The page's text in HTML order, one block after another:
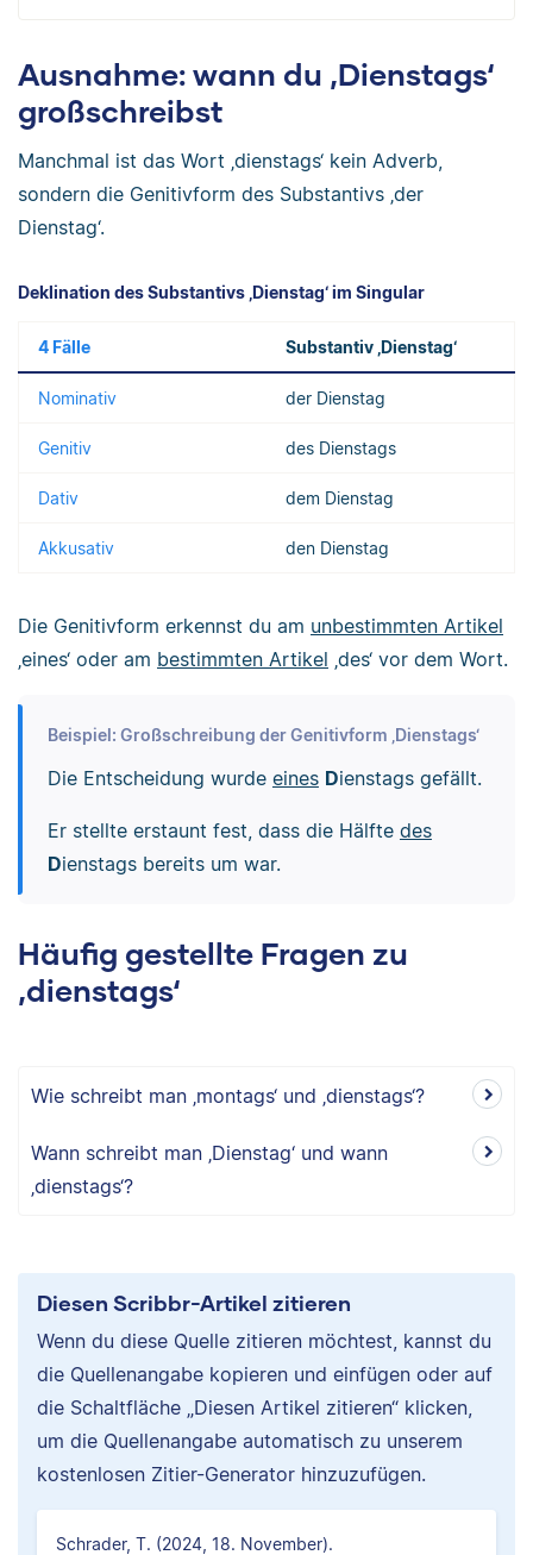
Ausnahme: wann du ‚Dienstags‘
großschreibst
Manchmal ist das Wort ‚dienstags‘ kein Adverb,
sondern die Genitivform des Substantivs ‚der
Dienstag‘.
Deklination des Substantivs ‚Dienstag‘ im Singular
4 Fälle Substantiv ‚Dienstag‘
Nominativ der Dienstag
Genitiv des Dienstags
Dativ dem Dienstag
Akkusativ den Dienstag
Die Genitivform erkennst du am unbestimmten Artikel
‚eines‘ oder am bestimmten Artikel ‚des‘ vor dem Wort.
Beispiel: Großschreibung der Genitivform ‚Dienstags‘
Die Entscheidung wurde eines Dienstags gefällt.
Er stellte erstaunt fest, dass die Hälfte des
Dienstags bereits um war.
Häufig gestellte Fragen zu
‚dienstags‘
Wie schreibt man ‚montags‘ und ‚dienstags‘?
Wann schreibt man ‚Dienstag‘ und wann
‚dienstags‘?
Diesen Scribbr-Artikel zitieren
Wenn du diese Quelle zitieren möchtest, kannst du
die Quellenangabe kopieren und einfügen oder auf
die Schaltfläche „Diesen Artikel zitieren“ klicken,
um die Quellenangabe automatisch zu unserem
kostenlosen Zitier-Generator hinzuzufügen.
Schrader, T. (2024, 18. November).